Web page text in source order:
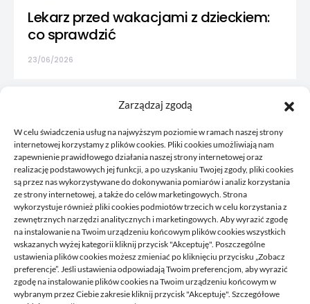
Zarządzaj zgodą
W celu świadczenia usług na najwyższym poziomie w ramach naszej strony
internetowej korzystamy z plików cookies. Pliki cookies umożliwiają nam
zapewnienie prawidłowego działania naszej strony internetowej oraz
realizację podstawowych jej funkcji, a po uzyskaniu Twojej zgody, pliki cookies
są przez nas wykorzystywane do dokonywania pomiarów i analiz korzystania
ze strony internetowej, a także do celów marketingowych. Strona
wykorzystuje również pliki cookies podmiotów trzecich w celu korzystania z
zewnętrznych narzędzi analitycznych i marketingowych. Aby wyrazić zgodę
na instalowanie na Twoim urządzeniu końcowym plików cookies wszystkich
wskazanych wyżej kategorii kliknij przycisk "Akceptuję". Poszczególne
ustawienia plików cookies możesz zmieniać po kliknięciu przycisku „Zobacz
preferencje”. Jeśli ustawienia odpowiadają Twoim preferencjom, aby wyrazić
zgodę na instalowanie plików cookies na Twoim urządzeniu końcowym w
wybranym przez Ciebie zakresie kliknij przycisk "Akceptuję". Szczegółowe
Lekarz przed wakacjami z dzieckiem:
co sprawdzić
23/06/2026
Korkowy to blog, gdzie publikujemy własne przemyślenia, to
co nam przyjdzie akurat na myśl, czym chcemy się z wami
podzielić. Zawsze tworzymy coś co może się przydać
komuś, staramy się odpowiadać na pytania, które do nas
przysyłacie oraz ogólnie odpowiadamy na to bieżące